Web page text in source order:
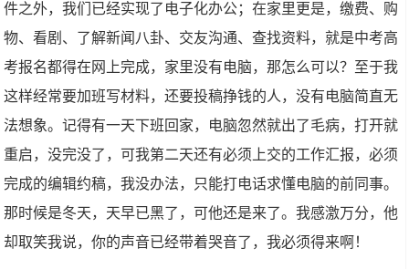
件之外，我们已经实现了电子化办公；在家里更是，缴费、购
物、看剧、了解新闻八卦、交友沟通、查找资料，就是中考高
考报名都得在网上完成，家里没有电脑，那怎么可以？至于我
这样经常要加班写材料，还要投稿挣钱的人，没有电脑简直无
法想象。记得有一天下班回家，电脑忽然就出了毛病，打开就
重启，没完没了，可我第二天还有必须上交的工作汇报，必须
完成的编辑约稿，我没办法，只能打电话求懂电脑的前同事。
那时候是冬天，天早已黑了，可他还是来了。我感激万分，他
却取笑我说，你的声音已经带着哭音了，我必须得来啊！